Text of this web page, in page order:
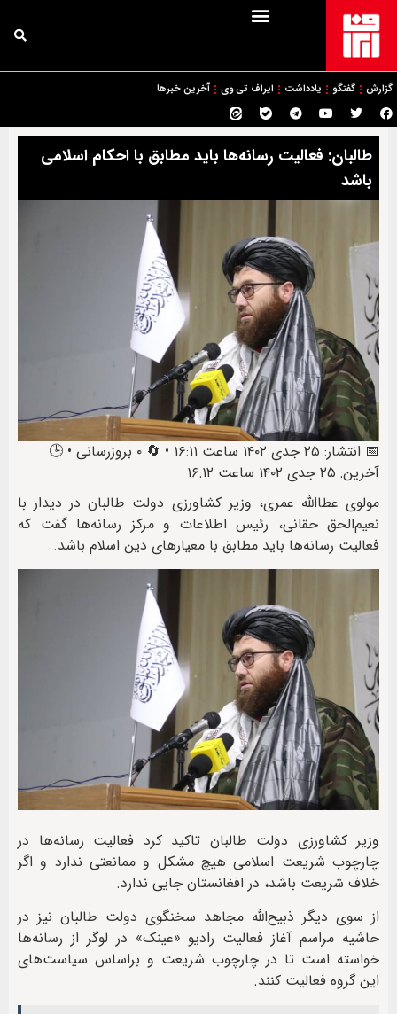
گزارش گفتگو یادداشت ایراف تی وی آخرین خبرها
طالبان: فعالیت رسانه‌ها باید مطابق با احکام اسلامی
باشد
📅 انتشار: ۲۵ جدی ۱۴۰۲ ساعت ۱۶:۱۱ • 🔄 ۰ بروزرسانی • 🕒
آخرین: ۲۵ جدی ۱۴۰۲ ساعت ۱۶:۱۲
مولوی عطاالله عمری، وزیر کشاورزی دولت طالبان در دیدار با
نعیم‌الحق حقانی، رئیس اطلاعات و مرکز رسانه‌ها گفت که
فعالیت رسانه‌ها باید مطابق با معیارهای دین اسلام باشد.
وزیر کشاورزی دولت طالبان تاکید کرد فعالیت رسانه‌ها در
چارچوب شریعت اسلامی هیچ مشکل و ممانعتی ندارد و اگر
خلاف شریعت باشد، در افغانستان جایی ندارد.
از سوی دیگر ذبیح‌الله مجاهد سخنگوی دولت طالبان نیز در
حاشیه مراسم آغاز فعالیت رادیو «عینک» در لوگر از رسانه‌ها
خواسته است تا در چارچوب شریعت و براساس سیاست‌های
این گروه فعالیت کنند.